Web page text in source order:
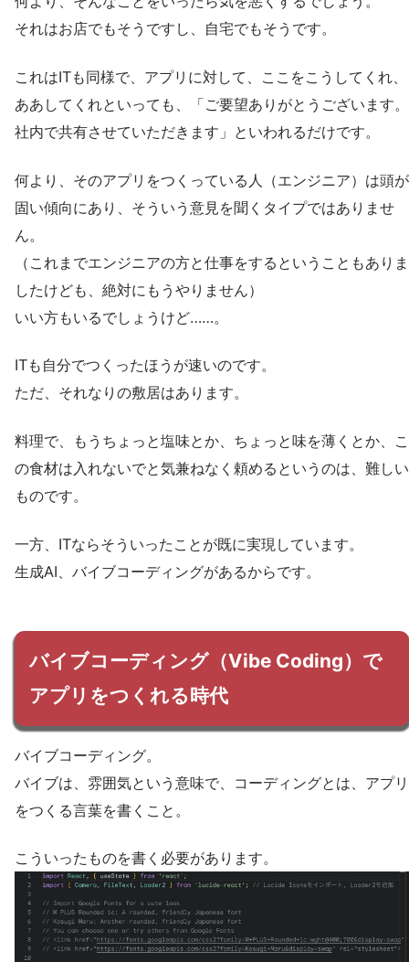
それはお店でもそうですし、自宅でもそうです。
これはITも同様で、アプリに対して、ここをこうしてくれ、
ああしてくれといっても、「ご要望ありがとうございます。
社内で共有させていただきます」といわれるだけです。
何より、そのアプリをつくっている人（エンジニア）は頭が
固い傾向にあり、そういう意見を聞くタイプではありませ
ん。
（これまでエンジニアの方と仕事をするということもありま
したけども、絶対にもうやりません）
いい方もいるでしょうけど……。
ITも自分でつくったほうが速いのです。
ただ、それなりの敷居はあります。
料理で、もうちょっと塩味とか、ちょっと味を薄くとか、こ
の食材は入れないでと気兼ねなく頼めるというのは、難しい
ものです。
一方、ITならそういったことが既に実現しています。
生成AI、バイブコーディングがあるからです。
バイブコーディング（Vibe Coding）で
アプリをつくれる時代
バイブコーディング。
バイブは、雰囲気という意味で、コーディングとは、アプリ
をつくる言葉を書くこと。
こういったものを書く必要があります。